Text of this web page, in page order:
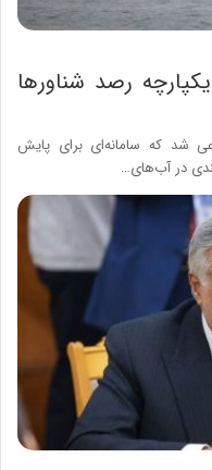
رصد شناورها
شد که سامانه‌ای برای پایش
در آب‌های…